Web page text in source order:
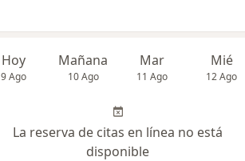
Hoy
9 Ago
Mañana
10 Ago
Mar
11 Ago
Mié
12 Ago
La reserva de citas en línea no está
disponible